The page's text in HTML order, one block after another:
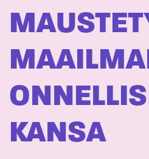
KANSA